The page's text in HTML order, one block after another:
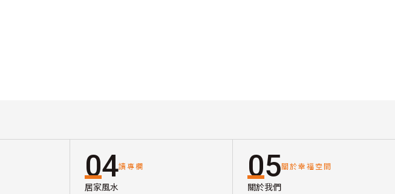
04讀專欄
居家風水
05關於幸福空間
關於我們